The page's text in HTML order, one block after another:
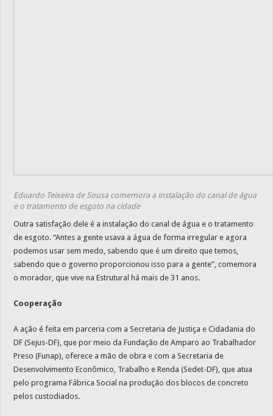
Eduardo Teixeira de Sousa comemora a instalação do canal de água
e o tratamento de esgoto na cidade
Outra satisfação dele é a instalação do canal de água e o tratamento
de esgoto. “Antes a gente usava a água de forma irregular e agora
podemos usar sem medo, sabendo que é um direito que temos,
sabendo que o governo proporcionou isso para a gente”, comemora
o morador, que vive na Estrutural há mais de 31 anos.
Cooperação
A ação é feita em parceria com a Secretaria de Justiça e Cidadania do
DF (Sejus-DF), que por meio da Fundação de Amparo ao Trabalhador
Preso (Funap), oferece a mão de obra e com a Secretaria de
Desenvolvimento Econômico, Trabalho e Renda (Sedet-DF), que atua
pelo programa Fábrica Social na produção dos blocos de concreto
pelos custodiados.